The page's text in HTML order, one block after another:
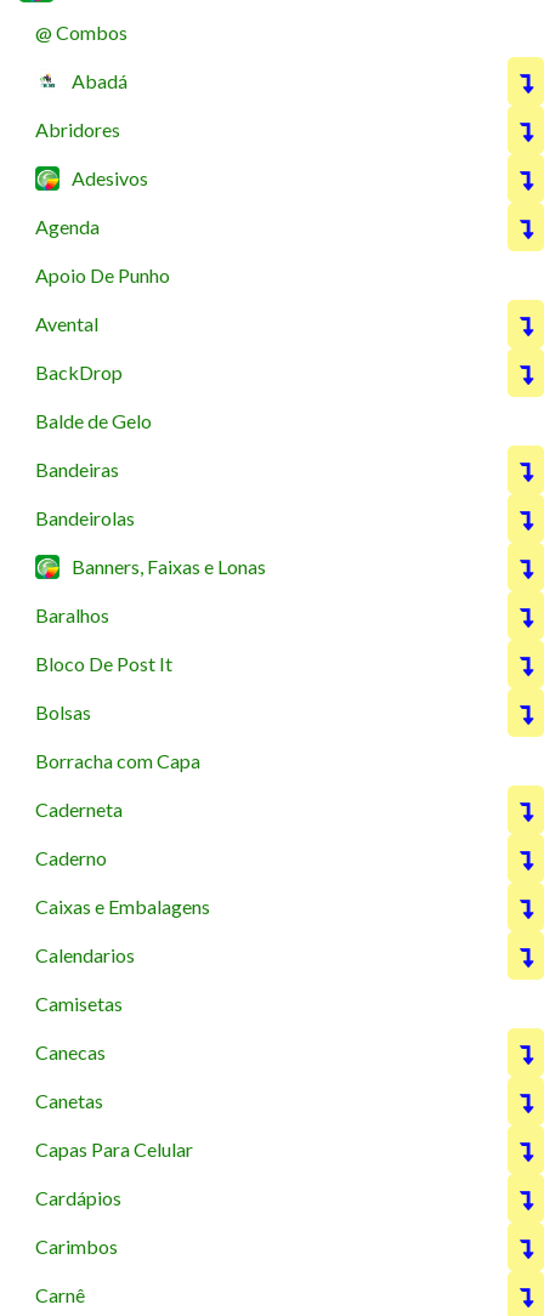
@ Combos
Abadá
Abridores
Adesivos
Agenda
Apoio De Punho
Avental
BackDrop
Balde de Gelo
Bandeiras
Bandeirolas
Banners, Faixas e Lonas
Baralhos
Bloco De Post It
Bolsas
Borracha com Capa
Caderneta
Caderno
Caixas e Embalagens
Calendarios
Camisetas
Canecas
Canetas
Capas Para Celular
Cardápios
Carimbos
Carnê